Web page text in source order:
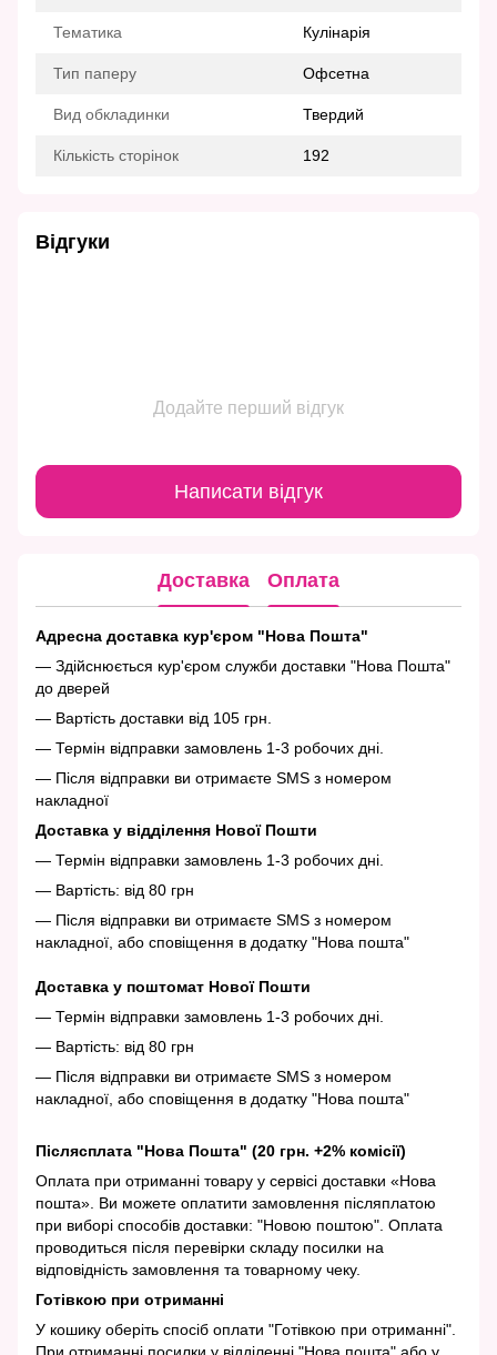
Тематика Кулінарія
Тип паперу Офсетна
Вид обкладинки Твердий
Кількість сторінок 192
Відгуки
Додайте перший відгук
Написати відгук
Доставка Оплата
Адресна доставка кур'єром "Нова Пошта"
— Здійснюється кур'єром служби доставки "Нова Пошта"
до дверей
— Вартість доставки від 105 грн.
— Термін відправки замовлень 1-3 робочих дні.
— Після відправки ви отримаєте SMS з номером
накладної
Доставка у відділення Нової Пошти
— Термін відправки замовлень 1-3 робочих дні.
— Вартість: від 80 грн
— Після відправки ви отримаєте SMS з номером
накладної, або сповіщення в додатку "Нова пошта"
Доставка у поштомат Нової Пошти
— Термін відправки замовлень 1-3 робочих дні.
— Вартість: від 80 грн
— Після відправки ви отримаєте SMS з номером
накладної, або сповіщення в додатку "Нова пошта"
Післясплата "Нова Пошта" (20 грн. +2% комісії)
Оплата при отриманні товару у сервісі доставки «Нова
пошта». Ви можете оплатити замовлення післяплатою
при виборі способів доставки: "Новою поштою". Оплата
проводиться після перевірки складу посилки на
відповідність замовлення та товарному чеку.
Готівкою при отриманні
У кошику оберіть спосіб оплати "Готівкою при отриманні".